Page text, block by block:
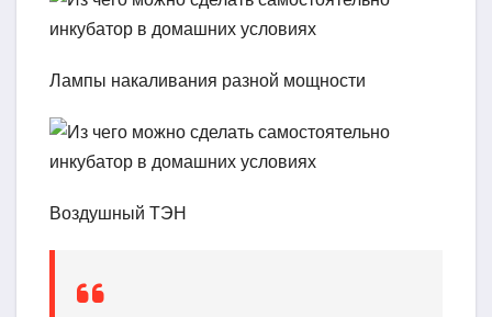
Лампы накаливания разной мощности
Воздушный ТЭН